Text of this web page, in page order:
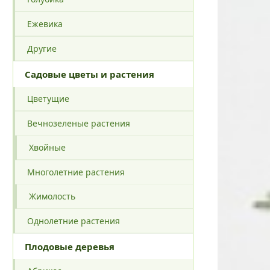
Ежевика
Другие
Садовые цветы и растения
Цветущие
Вечнозеленые растения
Хвойные
Многолетние растения
Жимолость
Однолетние растения
Плодовые деревья